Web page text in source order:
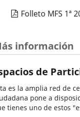
Folleto MFS 1ª
información
de
es la amplia red de
pone a
tienes uno de estos